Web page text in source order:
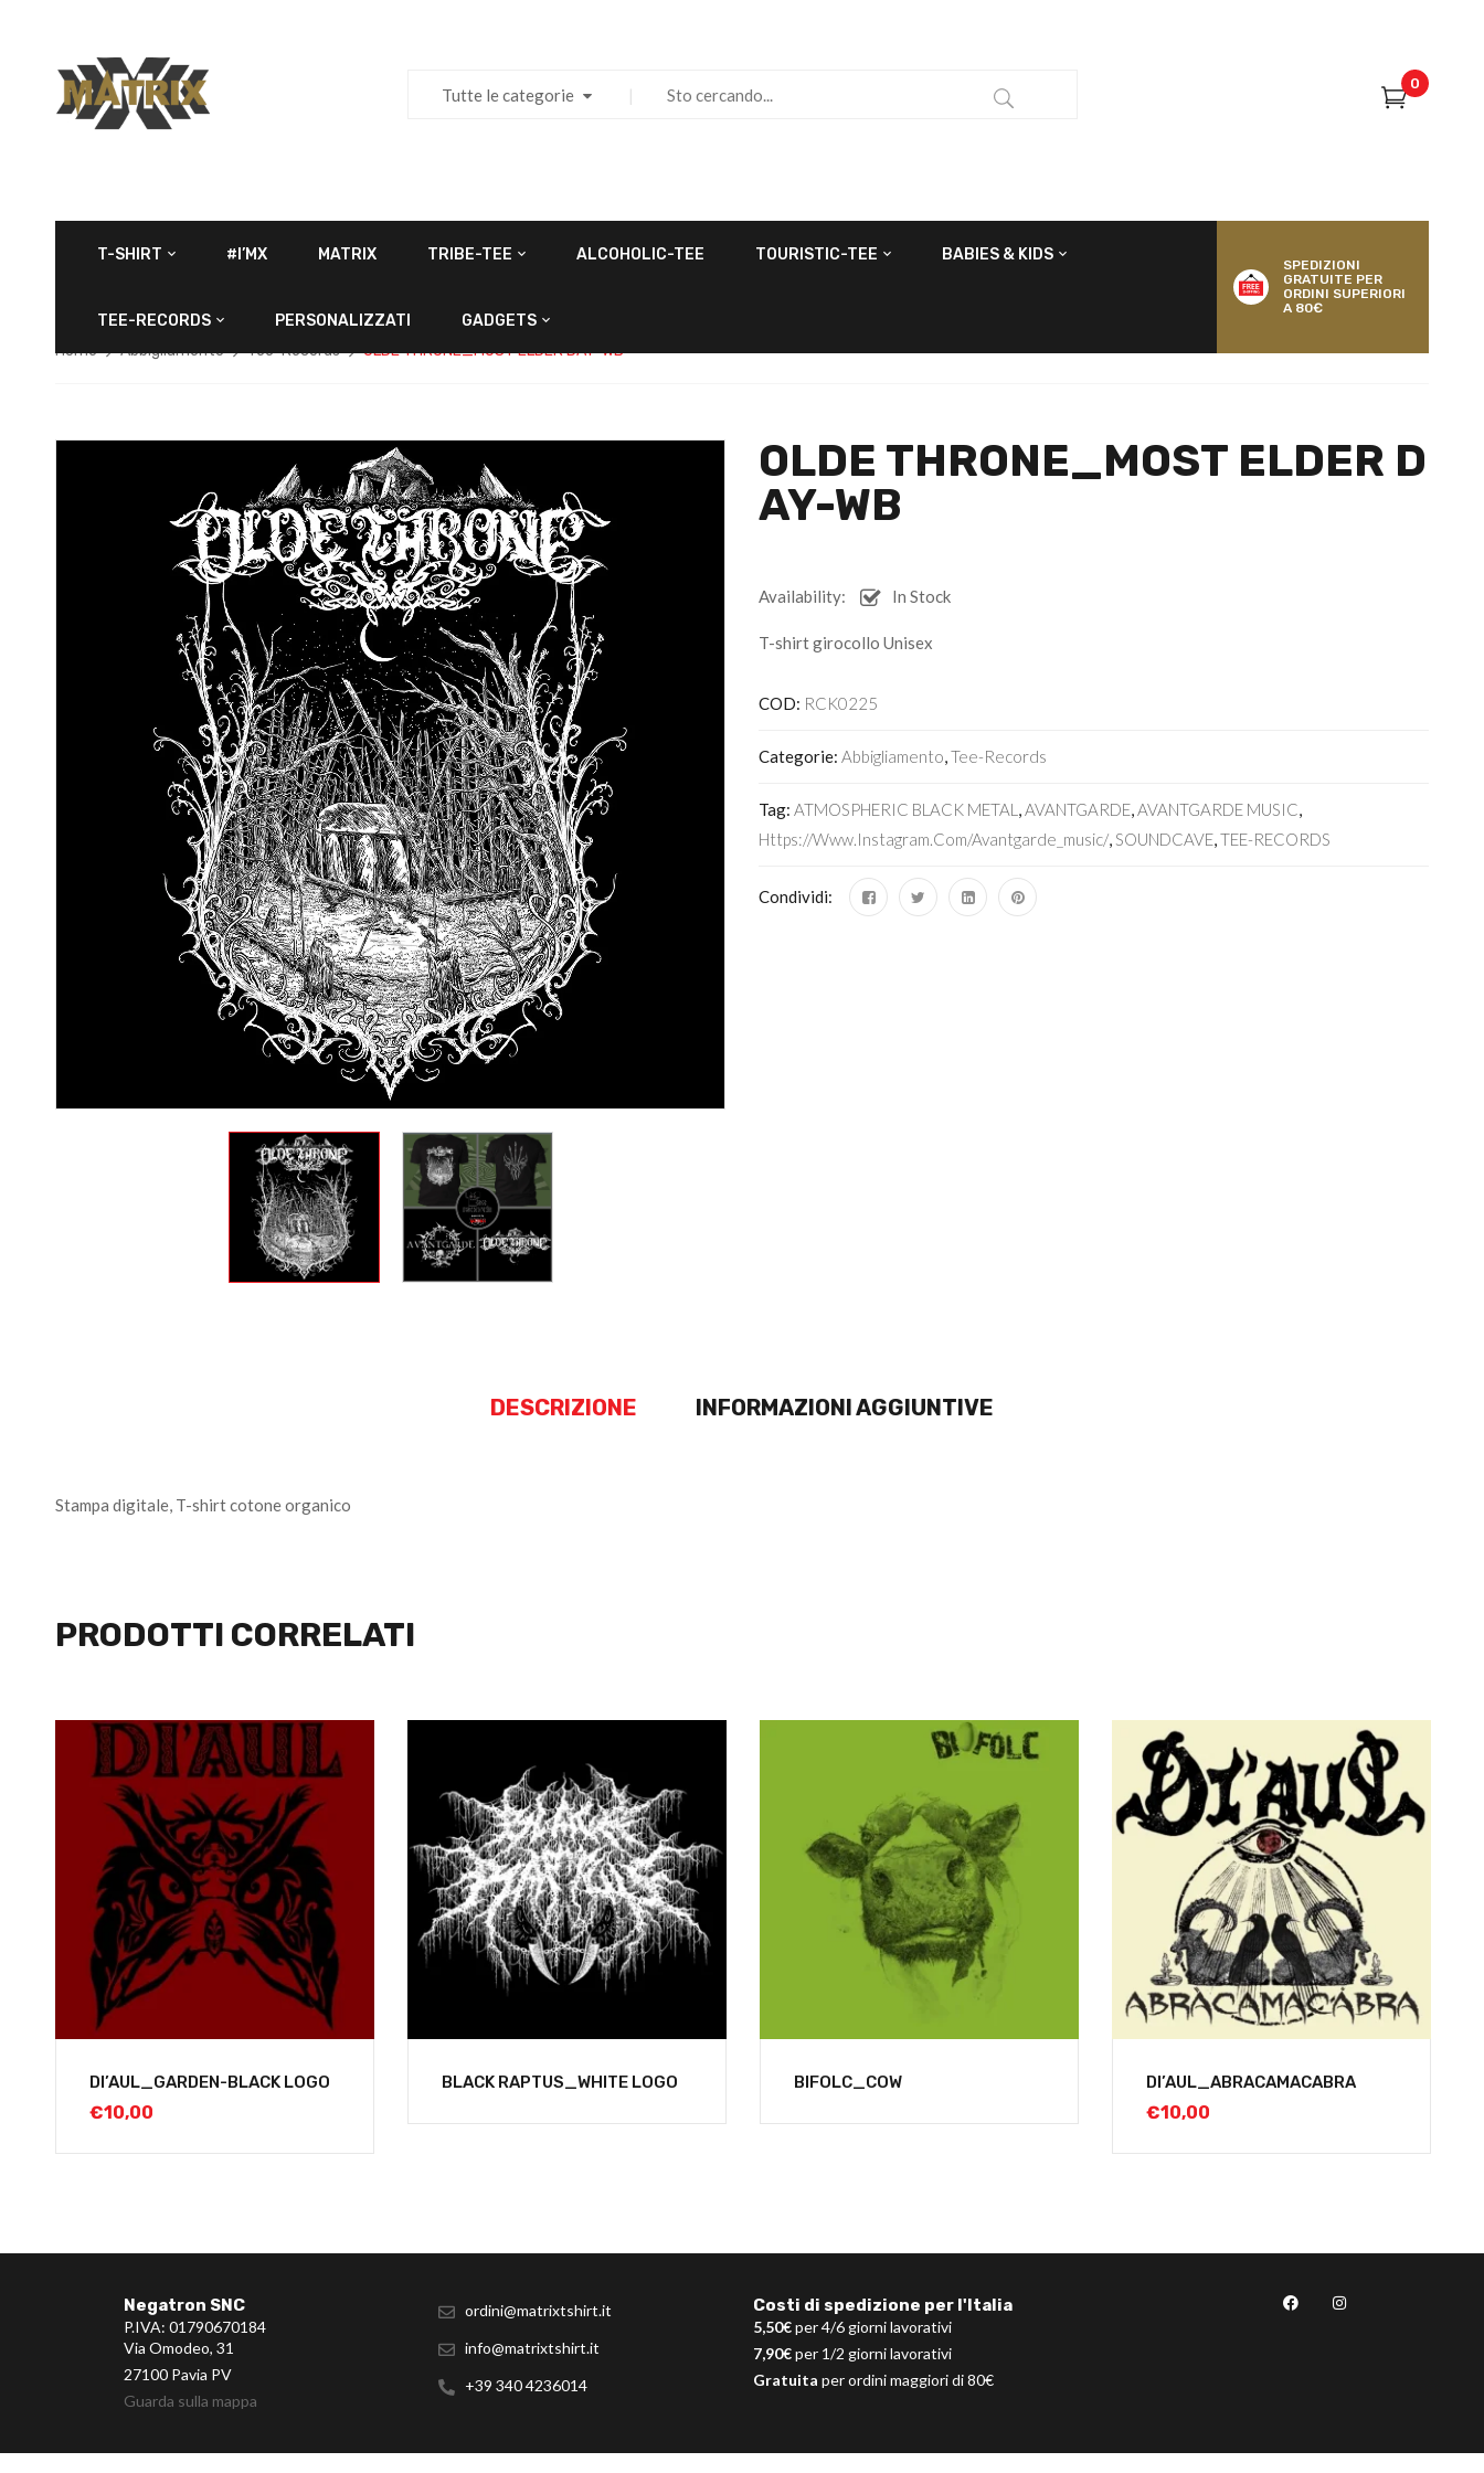
Tutte le categorie
0
T-SHIRT #I’MX MATRIX TRIBE-TEE ALCOHOLIC-TEE TOURISTIC-TEE BABIES & KIDS
TEE-RECORDS PERSONALIZZATI GADGETS
SPEDIZIONI
GRATUITE PER
ORDINI SUPERIORI
A 80€
Home Abbigliamento Tee-Records OLDE THRONE_MOST ELDER DAY-WB
OLDE THRONE_MOST ELDER D
AY-WB
Availability: In Stock
T-shirt girocollo Unisex
COD: RCK0225
Categorie: Abbigliamento,Tee-Records
Tag: ATMOSPHERIC BLACK METAL ,AVANTGARDE,AVANTGARDE MUSIC,
Https://www.instagram.com/avantgarde_music/,SOUNDCAVE,TEE-RECORDS
Condividi:
DESCRIZIONE INFORMAZIONI AGGIUNTIVE
Stampa digitale, T-shirt cotone organico
PRODOTTI CORRELATI
DI’AUL_GARDEN-BLACK LOGO
€10,00
BLACK RAPTUS_WHITE LOGO BIFOLC_COW DI’AUL_ABRACAMACABRA
€10,00
Negatron SNC
P.IVA: 01790670184
Via Omodeo, 31
27100 Pavia PV
Guarda sulla mappa
ordini@matrixtshirt.it
info@matrixtshirt.it
+39 340 4236014
Costi di spedizione per l'Italia
5,50€per 4/6 giorni lavorativi
7,90€per 1/2 giorni lavorativi
Gratuita per ordini maggiori di 80€